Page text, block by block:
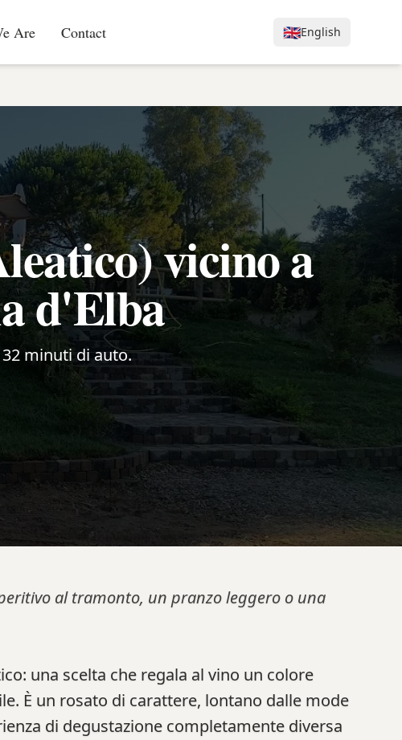
Are Contact 🇬🇧English
vicino a
d'Elba
minuti di auto.
al tramonto, un pranzo leggero o una
una scelta che regala al vino un colore
È un rosato di carattere, lontano dalle mode
di degustazione completamente diversa